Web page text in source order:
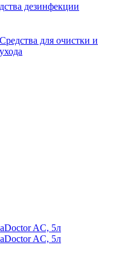
дезинфекции
Средства для очистки и
ухода